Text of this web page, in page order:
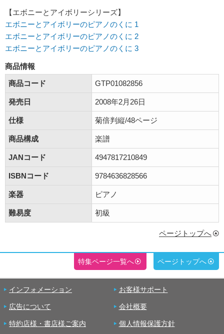
【エボニーとアイボリーシリーズ】
エボニーとアイボリーのピアノのくに 1
エボニーとアイボリーのピアノのくに 2
エボニーとアイボリーのピアノのくに 3
商品情報
商品コード
GTP01082856
発売日 2008年2月26日
仕様 菊倍判縦/48ページ
商品構成 楽譜
JANコード 4947817210849
ISBNコード 9784636828566
楽器 ピアノ
難易度 初級
ページトップへ
特集ページ一覧へ ページトップへ
インフォメーション お客様サポート
広告について 会社概要
特約店様・書店様ご案内 個人情報保護方針